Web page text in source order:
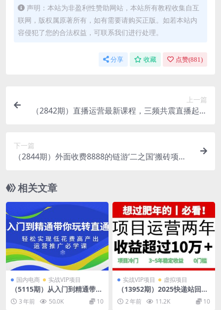
声明：本站为非盈利性赞助网站，本站所有教程收集自互
联网，版权属原著所有，如有需要请购买正版。如若本站内
容侵犯了您的合法权益，可联系我们进行处理。
分享 收藏 点赞(881 )
上一篇
（2842期）直播运营最新课程，三频共震直播起号
下一篇
（2844期）外面收费8888的链游‘二之国’搬砖项
相关文章
国内电商 实战VIP项目
（5115期）从入门到精通带你
玩转直通车：轻松实现低花费
高产出，35节运营推广必学课
3 年前 50.0K 10
实战VIP项目 虚拟项目
（13952期）2025快递站回收
玩法：收益超过10万+，项目
冷门，0门槛
2 年前 11.2K 10